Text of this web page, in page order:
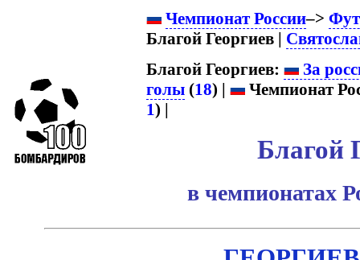
Чемпионат России–>
Благой Георгиев |
Благой Георгиев:
За
голы (18) |
Чемпионат
1) |
Благой
в чемпионатах